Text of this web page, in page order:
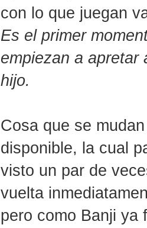
con lo que juegan
Es el primer
empiezan a apretar
hijo.
Cosa que se
disponible, la cual
visto un par de
vuelta
pero como Banji ya